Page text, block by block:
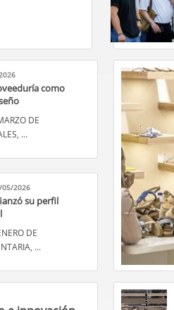
como
DE
...
05/2026
su perfil
DE
...